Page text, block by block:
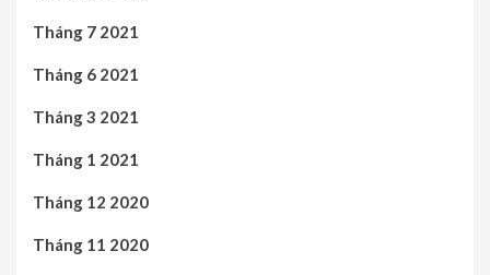
Tháng 7 2021
Tháng 6 2021
Tháng 3 2021
Tháng 1 2021
Tháng 12 2020
Tháng 11 2020